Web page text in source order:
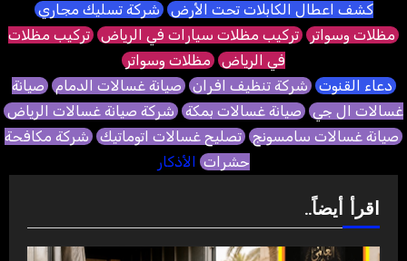
كشف اعطال الكابلات تحت الأرض شركة تسليك مجاري
مظلات وسواتر تركيب مظلات سيارات في الرياض تركيب مظلات
في الرياض مظلات وسواتر
دعاء القنوت شركة تنظيف افران صيانة غسالات الدمام صيانة
غسالات ال جي صيانة غسالات بمكة شركة صيانة غسالات الرياض
صيانة غسالات سامسونج تصليح غسالات اتوماتيك شركة مكافحة
حشرات الأذكار
اقرأ أيضاً..